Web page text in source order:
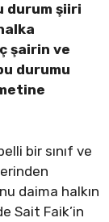
durum şiiri
şairin ve
durumu
bir sınıf ve
daima halkın
Sait Faik’in